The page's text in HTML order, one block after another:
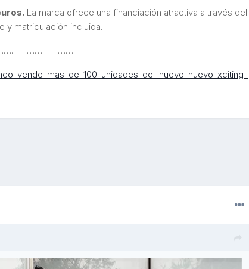
La marca ofrece una financiación atractiva a través del
y matriculación incluida.
vende-mas-de-100-unidades-del-nuevo-nuevo-xciting-